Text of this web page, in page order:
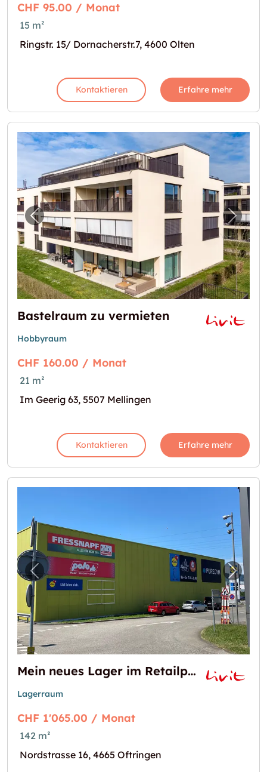
CHF 95.00 / Monat
15 m²
Ringstr. 15/ Dornacherstr.7, 4600 Olten
Kontaktieren Erfahre mehr
Vorheriges Bild für "Bastelraum zu
Bastelraum zu vermieten
Hobbyraum
CHF 160.00 / Monat
21 m²
Im Geerig 63, 5507 Mellingen
Kontaktieren Erfahre mehr
Vorheriges Bild für "Mein neues Lager im
Mein neues Lager im Retailpark Oftringen
Lagerraum
CHF 1'065.00 / Monat
142 m²
Nordstrasse 16, 4665 Oftringen